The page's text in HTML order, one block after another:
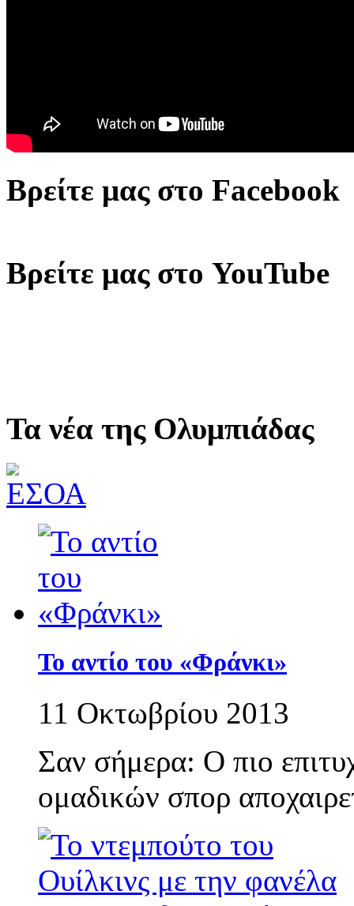
Βρείτε μας στο Facebook
Βρείτε μας στο YouTube
Τα νέα της Ολυμπιάδας
Το αντίο του «Φράνκι»
11 Οκτωβρίου 2013
Σαν σήμερα: Ο πιο
ομαδικών σπορ